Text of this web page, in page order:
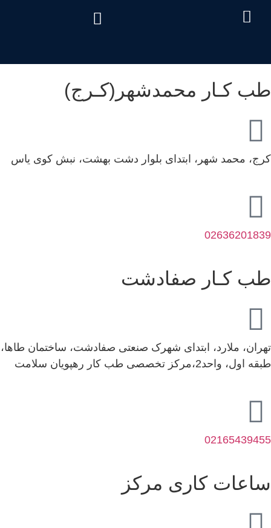
طب کـار محمدشهر(کـرج)
کرج، محمد شهر، ابتدای بلوار دشت بهشت، نبش کوی یاس
02636201839
طب کـار صفادشت
تهران، ملارد، ابتدای شهرک صنعتی صفادشت، ساختمان طاها،
طبقه اول، واحد2،مرکز تخصصی طب کار رهپویان سلامت
02165439455
ساعات کاری مرکز